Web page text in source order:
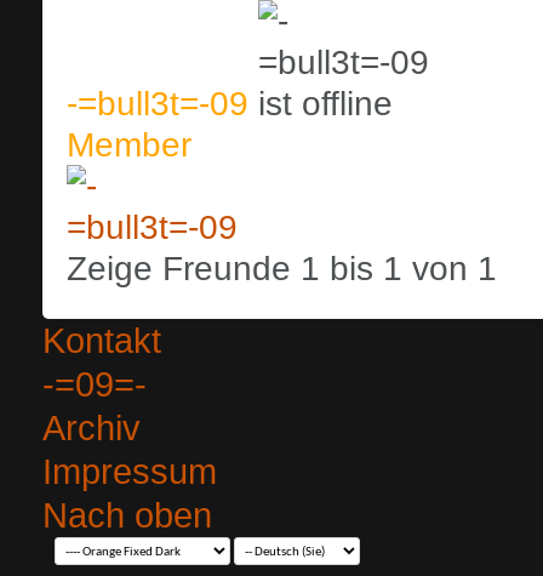
-=bull3t=-09
Member
Zeige Freunde 1 bis 1 von 1
Kontakt
-=09=-
Archiv
Impressum
Nach oben